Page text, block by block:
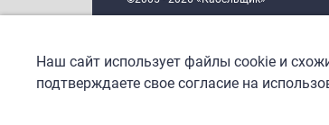
DrupalCoder — поддержка сайта c 2017
Наш сайт использует файлы cookie и
подтверждаете свое согласие на